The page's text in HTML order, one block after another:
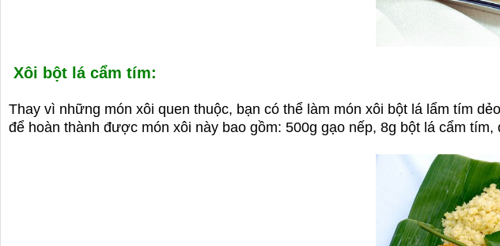
Xôi bột lá cẩm tím:
Thay vì những món xôi quen thuộc, bạn có thể làm món xôi bột lá lẩm tím
để hoàn thành được món xôi này bao gồm: 500g gạo nếp, 8g bột lá cẩm